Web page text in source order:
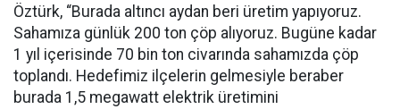
Öztürk, “Burada altıncı aydan beri üretim yapıyoruz.
Sahamıza günlük 200 ton çöp alıyoruz. Bugüne kadar
1 yıl içerisinde 70 bin ton civarında sahamızda çöp
toplandı. Hedefimiz ilçelerin gelmesiyle beraber
burada 1,5 megawatt elektrik üretimini